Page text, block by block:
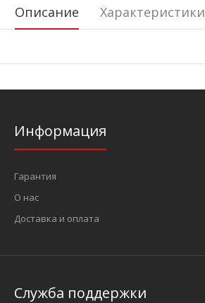
Описание Характеристики
Информация
Гарантия
О нас
Доставка и оплата
Служба поддержки